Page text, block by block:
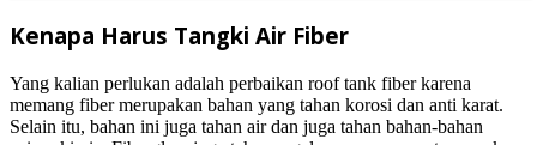
Kenapa Harus Tangki Air Fiber
Yang kalian perlukan adalah perbaikan roof tank fiber karena
memang fiber merupakan bahan yang tahan korosi dan anti karat.
Selain itu, bahan ini juga tahan air dan juga tahan bahan-bahan